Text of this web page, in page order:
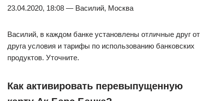
23.04.2020, 18:08 — Василий, Москва
Василий, в каждом банке установлены отличные друг от
друга условия и тарифы по использованию банковских
продуктов. Уточните.
Как активировать перевыпущенную